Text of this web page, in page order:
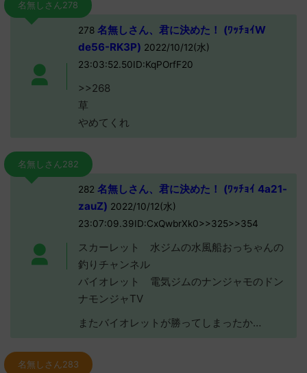
名無しさん278
278名無しさん、君に決めた！ (ﾜｯﾁｮｲW
de56-RK3P) 2022/10/12(水)
23:03:52.50ID:KqPOrfF20
>>268
草
やめてくれ
名無しさん282
282 名無しさん、君に決めた！ (ﾜｯﾁｮｲ 4a21-
zauZ) 2022/10/12(水)
23:07:09.39ID:CxQwbrXk0>>325>>354
スカーレット 水ジムの水風船おっちゃんの
釣りチャンネル
バイオレット 電気ジムのナンジャモのドン
ナモンジャTV
またバイオレットが勝ってしまったか…
名無しさん283